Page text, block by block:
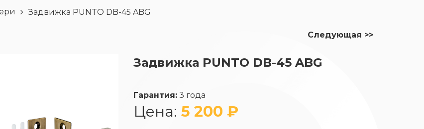
Задвижка PUNTO DB-45 ABG
Следующая >>
Задвижка PUNTO DB-45 ABG
Гарантия: 3 года
Цена:5 200 ₽